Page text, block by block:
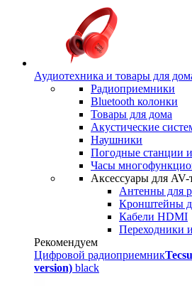
Аудиотехника и товары для
Радиоприемники
Bluetooth колонки
Товары для дома
Акустические
Наушники
Погодные станции
Часы
Аксессуары для AV-
Антенны для
Кронштейны
Кабели HDMI
Переходники
Рекомендуем
Цифровой радиоприемник
version) black